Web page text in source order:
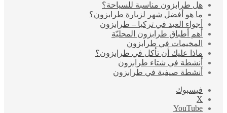
هل طرابزون مناسبة للسياحة؟
ما هو أفضل شهر لزيارة طرابزون؟
أجواء العيد في تركيا – طرابزون
أهم أطباق طرابزون المحليّة
المخيمات في طرابزون
ماذا عليك أن تأكل في طرابزون؟
أنشطة في شتاء طرابزون
أنشطة صيفية في طرابزون
فيسبوك
‫X
‫YouTube